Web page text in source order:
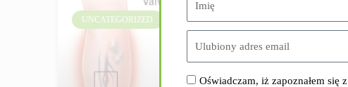
UNCATEGORIZED
Oświadczam, iż zapoznałem się z